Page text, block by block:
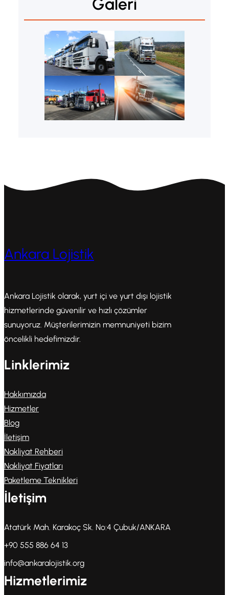
Galeri
Ankara Lojistik
Ankara Lojistik olarak, yurt içi ve yurt dışı lojistik
hizmetlerinde güvenilir ve hızlı çözümler
sunuyoruz. Müşterilerimizin memnuniyeti bizim
öncelikli hedefimizdir.
Linklerimiz
Hakkımızda
Hizmetler
Blog
İletişim
Nakliyat Rehberi
Nakliyat Fiyatları
Paketleme Teknikleri
İletişim
Atatürk Mah. Karakoç Sk. No:4 Çubuk/ANKARA
+90 555 886 64 13
info@ankaralojistik.org
Hizmetlerimiz